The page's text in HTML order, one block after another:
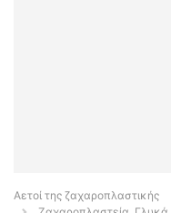
Αετοί της ζαχαροπλαστικής